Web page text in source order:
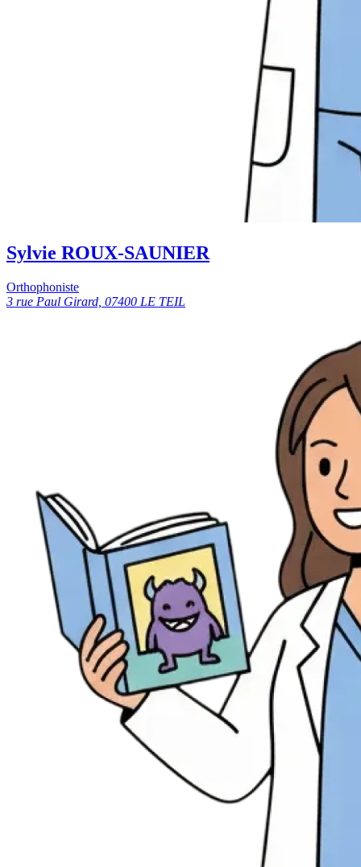
Sylvie ROUX-SAUNIER
Orthophoniste
3 rue Paul Girard, 07400 LE TEIL